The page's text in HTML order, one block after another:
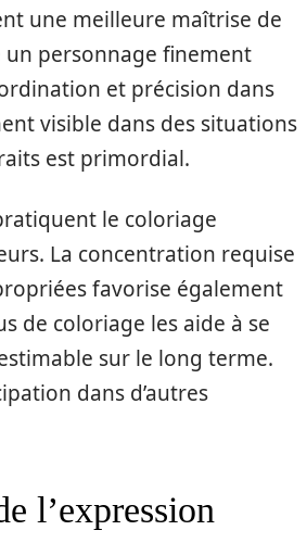
une meilleure maîtrise de
personnage finement
et précision dans
visible dans des situations
est primordial.
le coloriage
La concentration requise
favorise également
de coloriage les aide à se
sur le long terme.
dans d’autres
l’expression